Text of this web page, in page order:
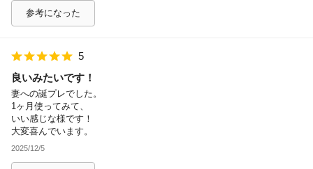
参考になった
5
良いみたいです！
妻への誕プレでした。
1ヶ月使ってみて、
いい感じな様です！
大変喜んでいます。
2025/12/5